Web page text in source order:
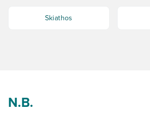
Skiathos
N.B.